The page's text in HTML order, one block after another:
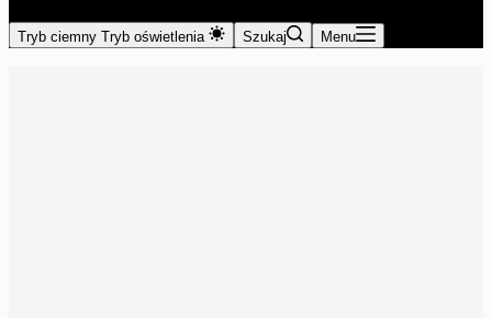
Tryb ciemny Tryb oświetlenia Szukaj Menu